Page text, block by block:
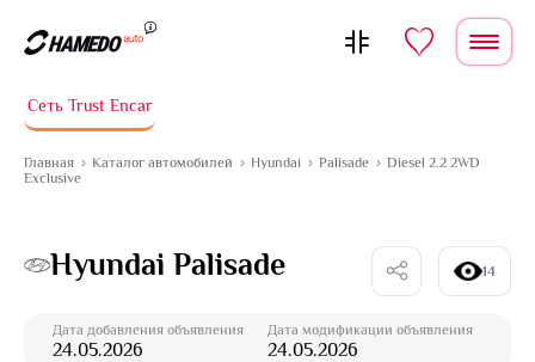
Сеть Trust Encar
Главная Каталог автомобилей Hyundai Palisade
Diesel 2.2 2WD
Exclusive
Hyundai Palisade 14
Дата добавления объявления
24.05.2026
Дата модификации объявления
24.05.2026